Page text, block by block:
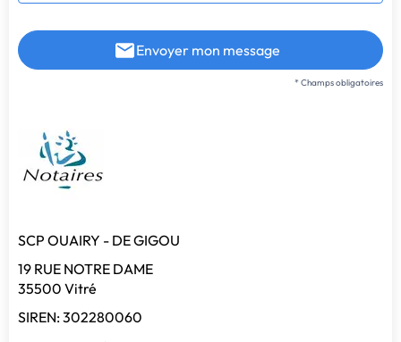
Envoyer mon message
* Champs obligatoires
SCP OUAIRY - DE GIGOU
19 RUE NOTRE DAME
35500 Vitré
SIREN: 302280060